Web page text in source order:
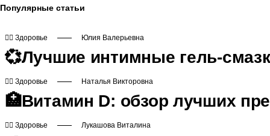
Популярные статьи
👩‍⚕ Здоровье Юлия Валерьевна
💞Лучшие интимные гель-
👩‍⚕ Здоровье Наталья Викторовна
🏥Витамин D: обзор лучших
👩‍⚕ Здоровье Лукашова Виталина